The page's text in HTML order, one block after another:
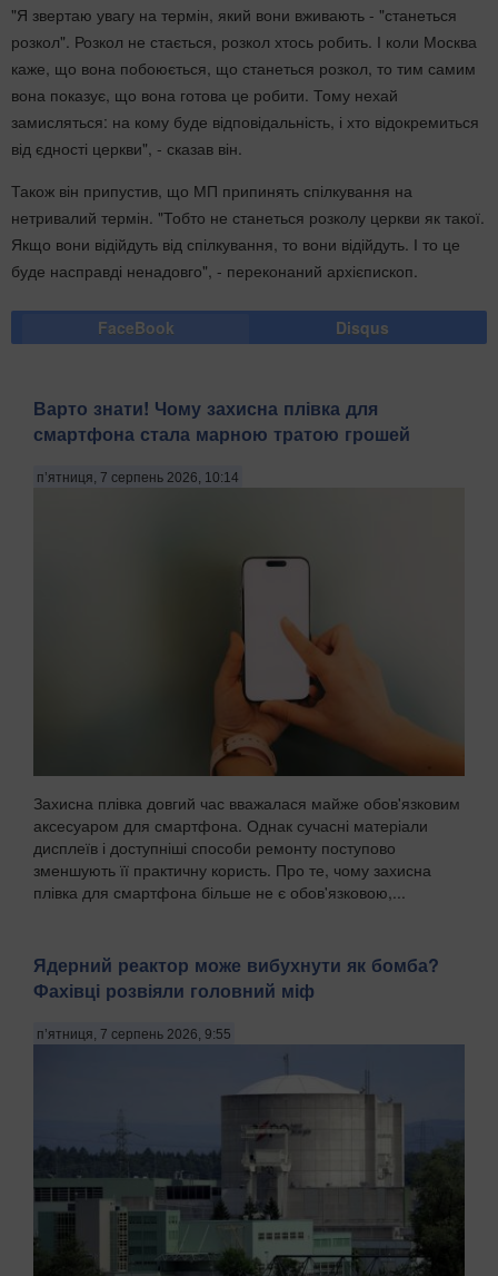
"Я звертаю увагу на термін, який вони вживають - "станеться
розкол". Розкол не стається, розкол хтось робить. І коли Москва
каже, що вона побоюється, що станеться розкол, то тим самим
вона показує, що вона готова це робити. Тому нехай
замисляться: на кому буде відповідальність, і хто відокремиться
від єдності церкви", - сказав він.
Також він припустив, що МП припинять спілкування на
нетривалий термін. "Тобто не станеться розколу церкви як такої.
Якщо вони відійдуть від спілкування, то вони відійдуть. І то це
буде насправді ненадовго", - переконаний архієпископ.
FaceBook Disqus
Варто знати! Чому захисна плівка для
смартфона стала марною тратою грошей
п’ятниця, 7 серпень 2026, 10:14
Захисна плівка довгий час вважалася майже обов'язковим
аксесуаром для смартфона. Однак сучасні матеріали
дисплеїв і доступніші способи ремонту поступово
зменшують її практичну користь. Про те, чому захисна
плівка для смартфона більше не є обов'язковою,...
Ядерний реактор може вибухнути як бомба?
Фахівці розвіяли головний міф
п’ятниця, 7 серпень 2026, 9:55